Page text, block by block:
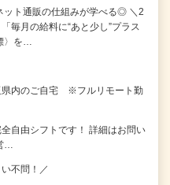
ット通販の仕組みが学べる◎ ＼2
毎月の給料に“あと少し”プラス
〉を…
県内のご自宅 ※フルリモート勤
自由シフトです！ 詳細はお問い
…
不問！／